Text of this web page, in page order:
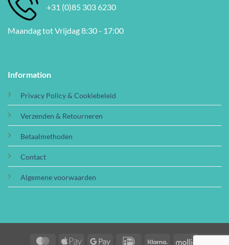
+31 (0)85 303 6230
Maandag tot Vrijdag 8:30 - 17:00
Information
Privacy Policy & Cookiebeleid
Verzenden & Retourneren
Betaalmethoden
Contact
Algemene voorwaarden
MasterCardApple Google IDeal Klarna